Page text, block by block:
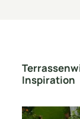
Inspiration